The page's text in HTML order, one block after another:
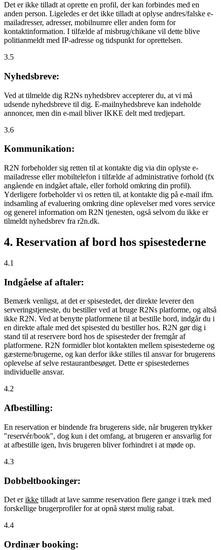
Det er ikke tilladt at oprette en profil, der kan forbindes med en
anden person. Ligeledes er det ikke tilladt at oplyse andres/falske e-
mailadresser, adresser, mobilnumre eller anden form for
kontaktinformation. I tilfælde af misbrug/chikane vil dette blive
politianmeldt med IP-adresse og tidspunkt for oprettelsen.
3.5
Nyhedsbreve:
Ved at tilmelde dig R2Ns nyhedsbrev accepterer du, at vi må
udsende nyhedsbreve til dig. E-mailnyhedsbreve kan indeholde
annoncer, men din e-mail bliver IKKE delt med tredjepart.
3.6
Kommunikation:
R2N forbeholder sig retten til at kontakte dig via din oplyste e-
mailadresse eller mobiltelefon i tilfælde af administrative forhold (fx
angående en indgået aftale, eller forhold omkring din profil).
Yderligere forbeholder vi os retten til, at kontakte dig på e-mail ifm.
indsamling af evaluering omkring dine oplevelser med vores service
og generel information om R2N tjenesten, også selvom du ikke er
tilmeldt nyhedsbrev fra r2n.dk.
4. Reservation af bord hos spisestederne
4.1
Indgåelse af aftaler:
Bemærk venligst, at det er spisestedet, der direkte leverer den
serveringstjeneste, du bestiller ved at bruge R2Ns platforme, og altså
ikke R2N. Ved at benytte platformene til at bestille bord, indgår du i
en direkte aftale med det spisested du bestiller hos. R2N gør dig i
stand til at reservere bord hos de spisesteder der fremgår af
platformene. R2N formidler blot kontakten mellem spisestederne og
gæsterne/brugerne, og kan derfor ikke stilles til ansvar for brugerens
oplevelse af selve restaurantbesøget. Dette er spisestedernes
individuelle ansvar.
4.2
Afbestilling:
En reservation er bindende fra brugerens side, når brugeren trykker
"reservér/book", dog kun i det omfang, at brugeren er ansvarlig for
at afbestille igen, hvis brugeren bliver forhindret i at møde op.
4.3
Dobbeltbookinger:
Det erikke tilladt at lave samme reservation flere gange i træk med
forskellige brugerprofiler for at opnå størst mulig rabat.
4.4
Ordinær booking: